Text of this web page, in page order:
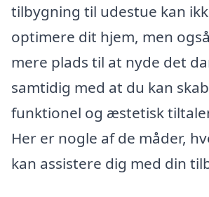
tilbygning til udestue kan
optimere dit hjem, men
mere plads til at nyde det
samtidig med at du kan
funktionel og æstetisk
Her er nogle af de måder,
kan assistere dig med din